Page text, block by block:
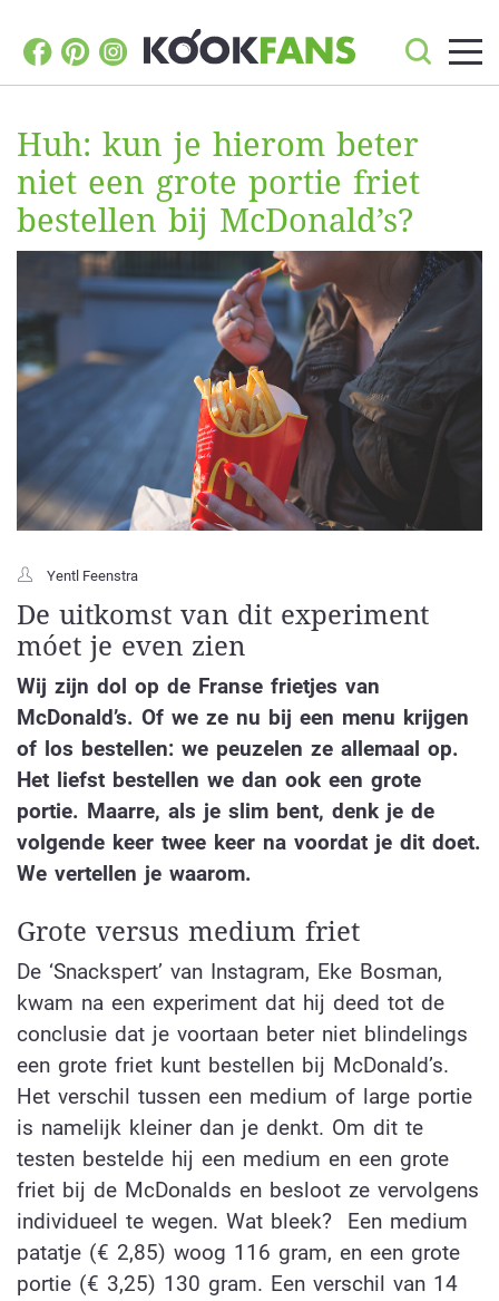
Huh: kun je hierom beter
niet een grote portie friet
bestellen bij McDonald’s?
Yentl Feenstra
De uitkomst van dit experiment
móet je even zien
Wij zijn dol op de Franse frietjes van
McDonald’s. Of we ze nu bij een menu krijgen
of los bestellen: we peuzelen ze allemaal op.
Het liefst bestellen we dan ook een grote
portie. Maarre, als je slim bent, denk je de
volgende keer twee keer na voordat je dit doet.
We vertellen je waarom.
Grote versus medium friet
De ‘Snackspert’ van Instagram, Eke Bosman,
kwam na een experiment dat hij deed tot de
conclusie dat je voortaan beter niet blindelings
een grote friet kunt bestellen bij McDonald’s.
Het verschil tussen een medium of large portie
is namelijk kleiner dan je denkt. Om dit te
testen bestelde hij een medium en een grote
friet bij de McDonalds en besloot ze vervolgens
individueel te wegen. Wat bleek? Een medium
patatje (€ 2,85) woog 116 gram, en een grote
portie (€ 3,25) 130 gram. Een verschil van 14